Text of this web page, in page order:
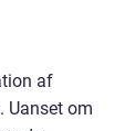
af
Uanset om